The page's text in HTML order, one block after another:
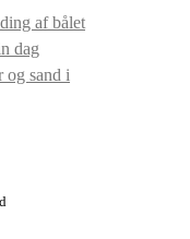
af bålet
dag
og sand i